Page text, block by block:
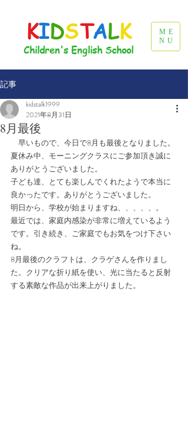
ME
NU
KIDSTALK
Children's English School
記事
8月最後
kidstalk1999
2021年8月31日
早いもので、今日で8月も最後となりました。
夏休み中、モーニングクラスにご参加頂き誠に
ありがとうございました。
子ども達、とても楽しんでくれたようで本当に
良かったです。ありがとうございました。
明日から、学校が始まりますね、、、、、。
最近では、家庭内感染が非常に増えているよう
です。引き続き、ご家庭でもお気をつけ下さい
ね。
8月最後のクラフトは、クラゲさんを作りまし
た。クリアな折り紙を使い、光に当たると反射
する素敵な作品が出来上がりました。